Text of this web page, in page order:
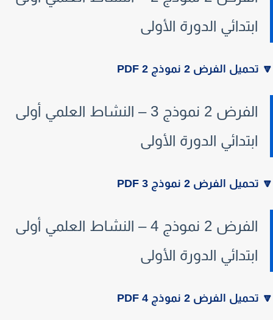
ابتدائي الدورة الأولى
تحميل الفرض 2 نموذج 2 PDF
الفرض 2 نموذج 3 – النشاط العلمي أولى
ابتدائي الدورة الأولى
تحميل الفرض 2 نموذج 3 PDF
الفرض 2 نموذج 4 – النشاط العلمي أولى
ابتدائي الدورة الأولى
تحميل الفرض 2 نموذج 4 PDF